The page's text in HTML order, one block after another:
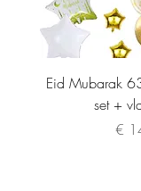
Eid Mubarak
set +
Prijs
€